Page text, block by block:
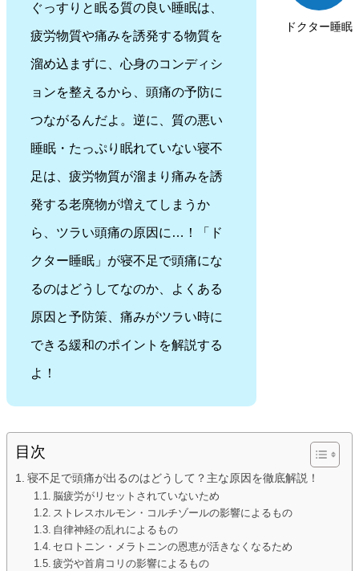
ドクター睡眠
ぐっすりと眠る質の良い睡眠は、
疲労物質や痛みを誘発する物質を
溜め込まずに、心身のコンディシ
ョンを整えるから、頭痛の予防に
つながるんだよ。逆に、質の悪い
睡眠・たっぷり眠れていない寝不
足は、疲労物質が溜まり痛みを誘
発する老廃物が増えてしまうか
ら、ツラい頭痛の原因に…！「ド
クター睡眠」が寝不足で頭痛にな
るのはどうしてなのか、よくある
原因と予防策、痛みがツラい時に
できる緩和のポイントを解説する
よ！
目次
寝不足で頭痛が出るのはどうして？主な原因を徹底解説！
脳疲労がリセットされていないため
ストレスホルモン・コルチゾールの影響によるもの
自律神経の乱れによるもの
セロトニン・メラトニンの恩恵が活きなくなるため
疲労や首肩コリの影響によるもの